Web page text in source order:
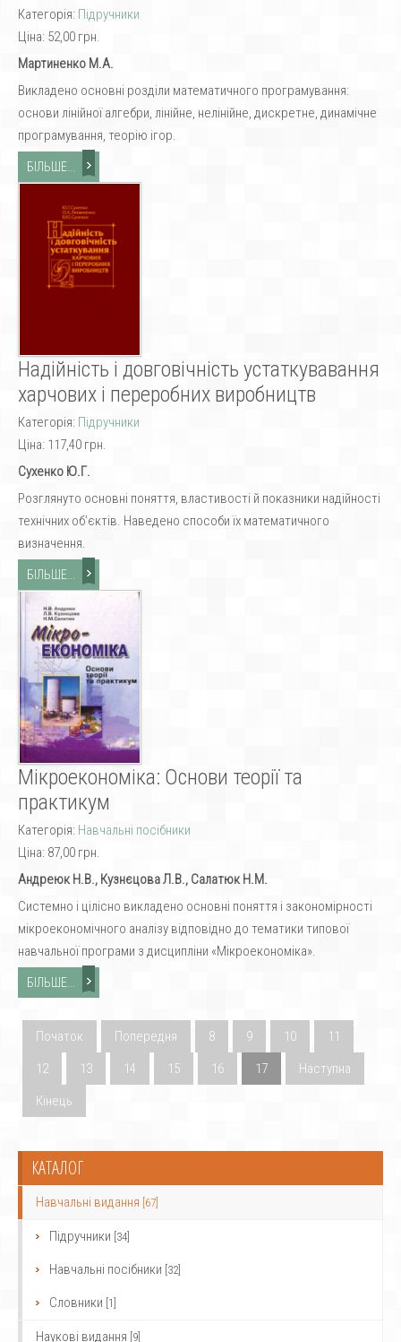
Категорія: Підручники
Ціна: 52,00 грн.
Мартиненко М.А.
Викладено основні розділи математичного програмування:
основи лінійної алгебри, лінійне, нелінійне, дискретне, динамічне
програмування, теорію ігор.
БІЛЬШЕ...
Надійність і довговічність устаткувавання
харчових і переробних виробництв
Категорія: Підручники
Ціна: 117,40 грн.
Сухенко Ю.Г.
Розглянуто основні поняття, властивості й показники надійності
технічних об’єктів. Наведено способи їх математичного
визначення.
БІЛЬШЕ...
Мікроекономіка: Основи теорії та
практикум
Категорія: Навчальні посібники
Ціна: 87,00 грн.
Андреюк Н.В., Кузнєцова Л.В., Салатюк Н.М.
Cистемно і цілісно викладено основні поняття і закономірності
мікроекономічного аналізу відповідно до тематики типової
навчальної програми з дисципліни «Мікроекономіка».
БІЛЬШЕ...
Початок Попередня 8 9 10
11
12
13 14 15 16 17
Наступна
Кінець
КАТАЛОГ
Навчальні видання [67]
Підручники [34]
Навчальні посібники [32]
Словники [1]
Наукові видання [9]